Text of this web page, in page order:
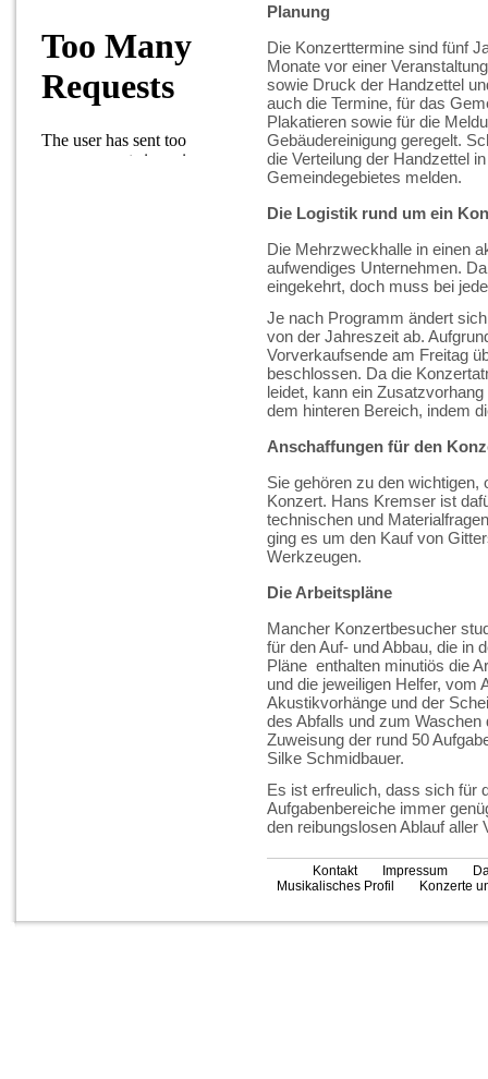
Planung
Die Konzerttermine sind fünf
Monate vor einer
sowie Druck der Handzettel
auch die Termine, für das
Plakatieren sowie für die
Gebäudereinigung geregelt.
die Verteilung der Handzettel
Gemeindegebietes melden.
Die Logistik rund um ein
Die Mehrzweckhalle in einen
aufwendiges Unternehmen.
eingekehrt, doch muss bei
Je nach Programm ändert
von der Jahreszeit ab.
Vorverkaufsende am Freitag
beschlossen. Da die
leidet, kann ein
dem hinteren Bereich, indem
Anschaffungen für den
Sie gehören zu den wichtigen,
Konzert. Hans Kremser ist
technischen und
ging es um den Kauf von
Werkzeugen.
Die Arbeitspläne
Mancher Konzertbesucher
für den Auf- und Abbau, die in
Pläne enthalten minutiös die
und die jeweiligen Helfer, vom
Akustikvorhänge und der
des Abfalls und zum
Zuweisung der rund 50
Silke Schmidbauer.
Es ist erfreulich, dass sich für
Aufgabenbereiche immer
den reibungslosen Ablauf aller
Kontakt Impressum
Musikalisches Profil
Konzerte